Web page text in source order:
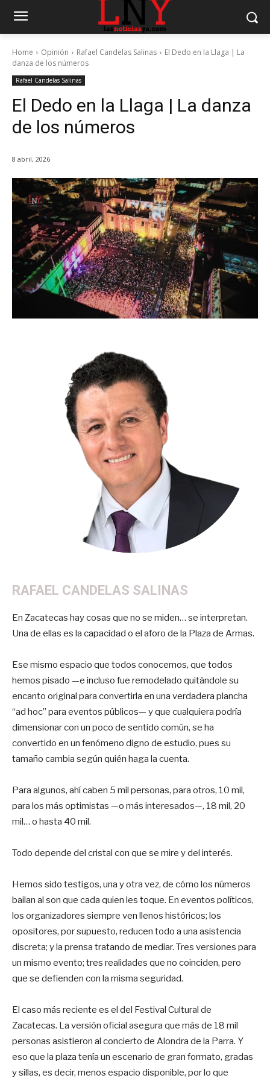
Home Opinión Rafael Candelas Salinas
El Dedo en la Llaga | La
danza de los números
Rafael Candelas Salinas
El Dedo en la Llaga | La danza
de los números
8 abril, 2026
RAFAEL CANDELAS SALINAS
En Zacatecas hay cosas que no se miden… se interpretan.
Una de ellas es la capacidad o el aforo de la Plaza de Armas.
Ese mismo espacio que todos conocemos, que todos
hemos pisado —e incluso fue remodelado quitándole su
encanto original para convertirla en una verdadera plancha
“ad hoc” para eventos públicos— y que cualquiera podría
dimensionar con un poco de sentido común, se ha
convertido en un fenómeno digno de estudio, pues su
tamaño cambia según quién haga la cuenta.
Para algunos, ahí caben 5 mil personas, para otros, 10 mil,
para los más optimistas —o más interesados—, 18 mil, 20
mil… o hasta 40 mil.
Todo depende del cristal con que se mire y del interés.
Hemos sido testigos, una y otra vez, de cómo los números
bailan al son que cada quien les toque. En eventos políticos,
los organizadores siempre ven llenos históricos; los
opositores, por supuesto, reducen todo a una asistencia
discreta; y la prensa tratando de mediar. Tres versiones para
un mismo evento; tres realidades que no coinciden, pero
que se defienden con la misma seguridad.
El caso más reciente es el del Festival Cultural de
Zacatecas. La versión oficial asegura que más de 18 mil
personas asistieron al concierto de Alondra de la Parra. Y
eso que la plaza tenía un escenario de gran formato, gradas
y sillas, es decir, menos espacio disponible, por lo que